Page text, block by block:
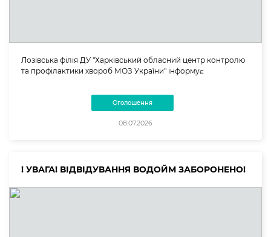
Лозівська філія ДУ "Харківський обласний центр контролю
та профілактики хвороб МОЗ України" інформує
Оголошення
08.07.2026
! УВАГА! ВІДВІДУВАННЯ ВОДОЙМ ЗАБОРОНЕНО!